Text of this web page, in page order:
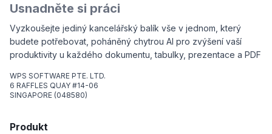
Usnadněte si práci
Vyzkoušejte jediný kancelářský balík vše v jednom, který
budete potřebovat, poháněný chytrou AI pro zvýšení vaší
produktivity u každého dokumentu, tabulky, prezentace a PDF
WPS SOFTWARE PTE. LTD.
6 RAFFLES QUAY #14-06
SINGAPORE (048580)
Produkt